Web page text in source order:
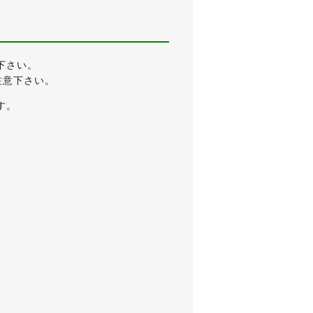
グレード、「eR仕様」です。
い。
下さい。